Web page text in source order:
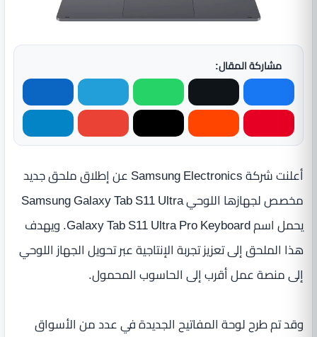
مشاركة المقال:
أعلنت شركة Samsung Electronics عن إطلاق ملحق جديد
مخصص لجهازها اللوحي Samsung Galaxy Tab S11 Ultra
يحمل اسم Galaxy Tab S11 Ultra Pro Keyboard. ويهدف
هذا الملحق إلى تعزيز تجربة الإنتاجية عبر تحويل الجهاز اللوحي
إلى منصة عمل أقرب إلى الحاسوب المحمول.
وقد تم طرح لوحة المفاتيح الجديدة في عدد من الأسواق